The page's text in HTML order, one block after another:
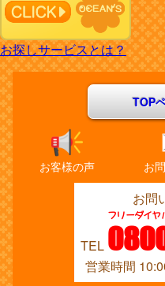
お探しサービスとは？
TOP
お客様の声 お
お問
TEL
フリーダイヤ
営業時間